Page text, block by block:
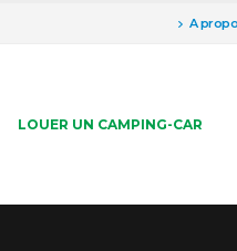
A
LOUER UN CAMPING-CAR